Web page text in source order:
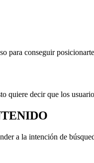
para conseguir
quiere decir que los
a la intención de